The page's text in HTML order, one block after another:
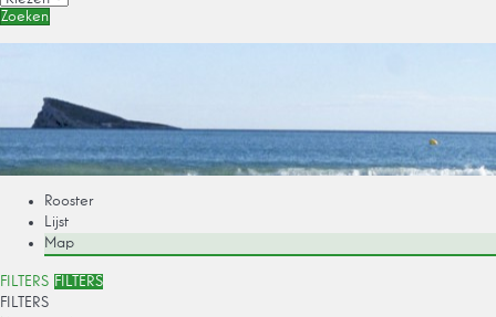
Zoeken
Rooster
Lijst
Map
FILTERS FILTERS
FILTERS